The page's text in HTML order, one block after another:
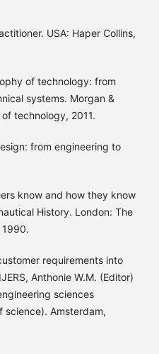
USA: Haper Collins,
of technology: from
systems. Morgan &
technology, 2011.
from engineering to
know and how they know
History. London: The
1990.
requirements into
Anthonie W.M. (Editor)
sciences
science). Amsterdam,